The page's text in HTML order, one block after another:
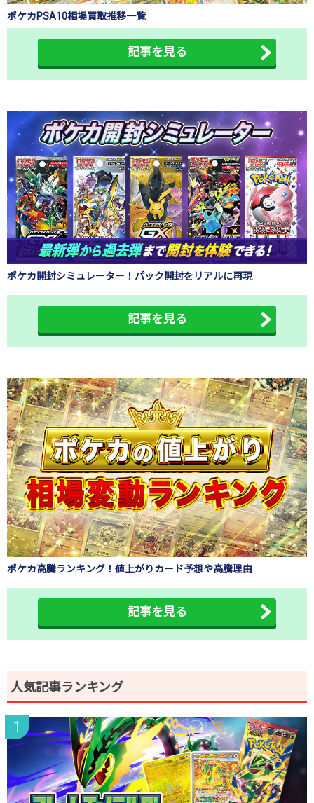
ポケカPSA10相場買取推移一覧
記事を見る
ポケカ開封シミュレーター！パック開封をリアルに再現
記事を見る
ポケカ高騰ランキング！値上がりカード予想や高騰理由
記事を見る
人気記事ランキング